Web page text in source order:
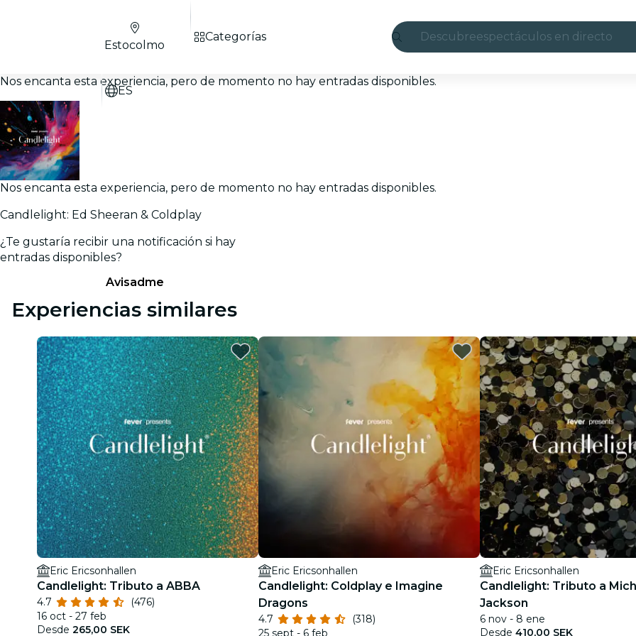
Descubreespectáculos en directo
restaurantes
cine
Estocolmo
ES
Categorías
Nos encanta esta experiencia, pero de momento no hay entradas disponibles.
Nos encanta esta experiencia, pero de momento no hay entradas disponibles.
Candlelight: Ed Sheeran & Coldplay
¿Te gustaría recibir una notificación si hay
entradas disponibles?
Avisadme
Experiencias similares
Eric Ericsonhallen
Candlelight: Tributo a ABBA
4.7
(476)
16 oct - 27 feb
Desde 265,00 SEK
Eric Ericsonhallen
Candlelight: Coldplay e Imagine
Dragons
4.7
(318)
25 sept - 6 feb
Eric Ericsonhallen
Candlelight: Tributo a
Jackson
6 nov - 8 ene
Desde 410,00 SEK